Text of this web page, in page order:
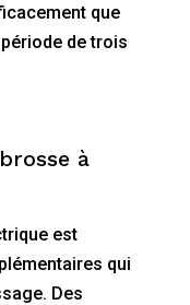
que
de trois
à
est
qui
Des